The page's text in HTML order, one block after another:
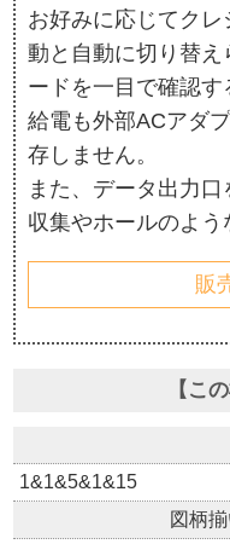
お好みに応じてク
動と自動に切り替
ードを一目で確認す
給電も外部ACアダ
存しません。
また、データ出力
収集やホールのよう
販
【こ
1&1&5&1&15
図柄